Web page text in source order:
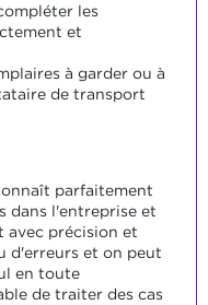
les
et
à garder ou à
de transport
parfaitement
dans l'entreprise et
avec précision et
d'erreurs et on peut
en toute
de traiter des cas